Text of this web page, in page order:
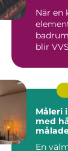
När en
blir
Måleri i
med
En